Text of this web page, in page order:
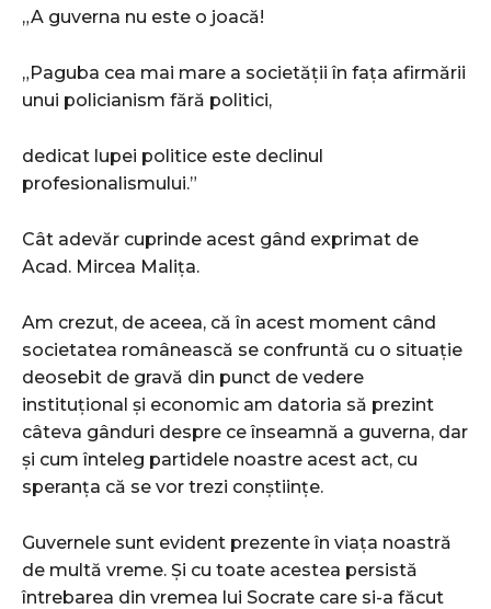
„A guverna nu este o joacă!
„Paguba cea mai mare a societății în fața afirmării
unui policianism fără politici,
dedicat lupei politice este declinul
profesionalismului.”
Cât adevăr cuprinde acest gând exprimat de
Acad. Mircea Malița.
Am crezut, de aceea, că în acest moment când
societatea românească se confruntă cu o situație
deosebit de gravă din punct de vedere
instituțional și economic am datoria să prezint
câteva gânduri despre ce înseamnă a guverna, dar
și cum înteleg partidele noastre acest act, cu
speranța că se vor trezi conștiințe.
Guvernele sunt evident prezente în viața noastră
de multă vreme. Și cu toate acestea persistă
întrebarea din vremea lui Socrate care si-a făcut